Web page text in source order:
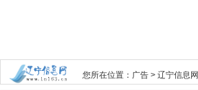
您所在位置： 广告 > 辽宁信息网